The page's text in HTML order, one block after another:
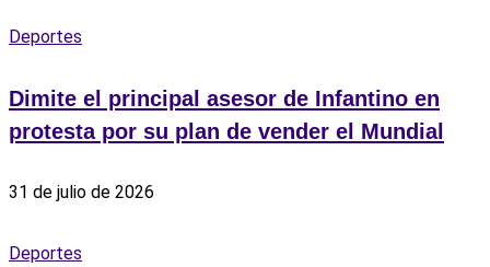
Deportes
Dimite el principal asesor de Infantino en
protesta por su plan de vender el Mundial
31 de julio de 2026
Deportes